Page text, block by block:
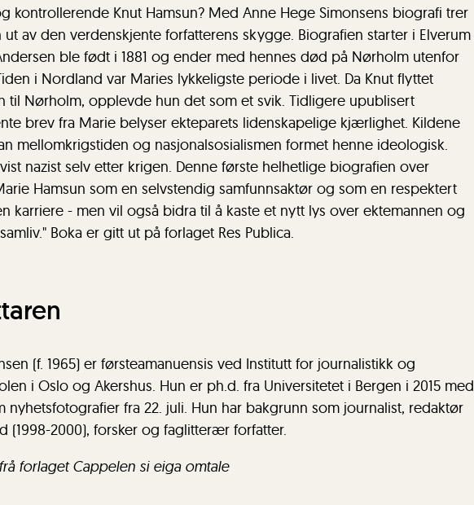
kontrollerende Knut Hamsun? Med Anne Hege Simonsens biografi trer
ut av den verdenskjente forfatterens skygge. Biografien starter i Elverum
ble født i 1881 og ender med hennes død på Nørholm utenfor
i Nordland var Maries lykkeligste periode i livet. Da Knut flyttet
til Nørholm, opplevde hun det som et svik. Tidligere upublisert
brev fra Marie belyser ekteparets lidenskapelige kjærlighet. Kildene
mellomkrigstiden og nasjonalsosialismen formet henne ideologisk.
nazist selv etter krigen. Denne første helhetlige biografien over
Hamsun som en selvstendig samfunnsaktør og som en respektert
karriere - men vil også bidra til å kaste et nytt lys over ektemannen og
Boka er gitt ut på forlaget Res Publica.
(f. 1965) er førsteamanuensis ved Institutt for journalistikk og
i Oslo og Akershus. Hun er ph.d. fra Universitetet i Bergen i 2015 med
nyhetsfotografier fra 22. juli. Hun har bakgrunn som journalist, redaktør
(1998-2000), forsker og faglitterær forfatter.
forlaget Cappelen si eiga omtale